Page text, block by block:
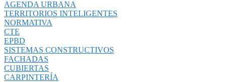
AGENDA URBANA
TERRITORIOS INTELIGENTES
NORMATIVA
CTE
EPBD
SISTEMAS CONSTRUCTIVOS
FACHADAS
CUBIERTAS
CARPINTERÍA